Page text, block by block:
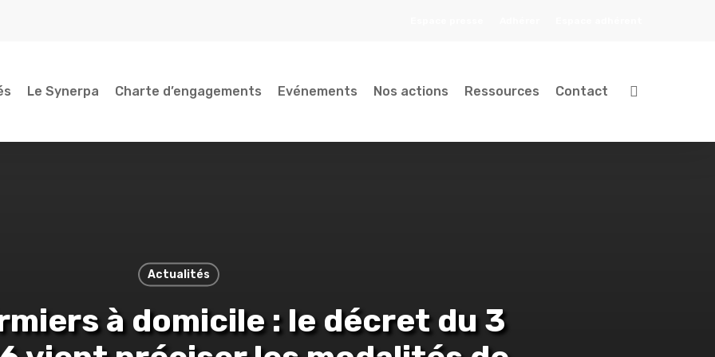
Le Synerpa Charte d’engagements Evénements Nos actions Ressources Contact
Actualités
à domicile : le décret du 3